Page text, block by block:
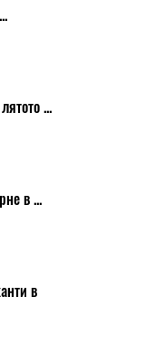
...
в ...
в